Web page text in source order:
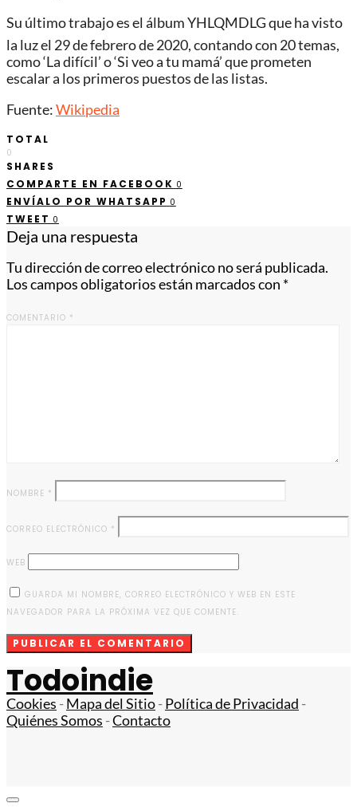
Su último trabajo es el álbum YHLQMDLG que ha visto
la luz el 29 de febrero de 2020, contando con 20 temas,
como ‘La difícil’ o ‘Si veo a tu mamá’ que prometen
escalar a los primeros puestos de las listas.
Fuente:Wikipedia
TOTAL
0
SHARES
COMPARTE EN FACEBOOK 0
ENVÍALO POR WHATSAPP 0
TWEET 0
Deja una respuesta
Tu dirección de correo electrónico no será publicada.
Los campos obligatorios están marcados con *
COMENTARIO *
NOMBRE *
CORREO ELECTRÓNICO *
WEB
GUARDA MI NOMBRE, CORREO ELECTRÓNICO Y WEB EN ESTE
NAVEGADOR PARA LA PRÓXIMA VEZ QUE COMENTE.
Todoindie
Cookies -Mapa del Sitio-Política de Privacidad -
Quiénes Somos -Contacto